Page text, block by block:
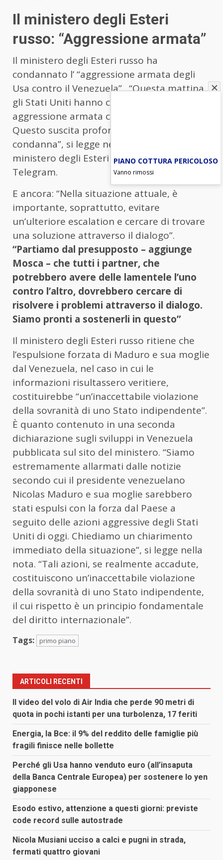
Il ministero degli Esteri
russo: “Aggressione armata”
Il ministero degli Esteri russo ha
condannato l’ “aggressione armata degli
Usa contro il Venezuela”. “Questa mattina
gli Stati Uniti hanno commesso un atto di
aggressione armata contro il Venezuela.
Questo suscita profonda preoccupazione e
condanna”, si legge nel comunicato del
ministero degli Esteri russo, diffuso su
Telegram.
E ancora: “Nella situazione attuale, è
importante, soprattutto, evitare
un’ulteriore escalation e cercare di trovare
una soluzione attraverso il dialogo”.
“Partiamo dal presupposto – aggiunge
Mosca – che tutti i partner, che
potrebbero avere delle lamentele l’uno
contro l’altro, dovrebbero cercare di
risolvere i problemi attraverso il dialogo.
Siamo pronti a sostenerli in questo”
Il ministero degli Esteri russo ritiene che
l’espulsione forzata di Maduro e sua moglie
dal Venezuela, nel caso in cui le
informazioni risultassero veritiere,
costituirebbe “un’inaccettabile violazione
della sovranità di uno Stato indipendente”.
È quanto contenuto in una seconda
dichiarazione sugli sviluppi in Venezuela
pubblicata sul sito del ministero. “Siamo
estremamente allarmati dalle notizie
secondo cui il presidente venezuelano
Nicolas Maduro e sua moglie sarebbero
stati espulsi con la forza dal Paese a
seguito delle azioni aggressive degli Stati
Uniti di oggi. Chiediamo un chiarimento
immediato della situazione”, si legge nella
nota. “Tali azioni, se realmente accadute,
costituiscono un’inaccettabile violazione
della sovranità di uno Stato indipendente,
il cui rispetto è un principio fondamentale
del diritto internazionale”.
Tags: primo piano
ARTICOLI RECENTI
Il video del volo di Air India che perde 90 metri di
quota in pochi istanti per una turbolenza, 17 feriti
Energia, la Bce: il 9% del reddito delle famiglie più
fragili finisce nelle bollette
Perché gli Usa hanno venduto euro (all’insaputa
della Banca Centrale Europea) per sostenere lo yen
giapponese
Esodo estivo, attenzione a questi giorni: previste
code record sulle autostrade
Nicola Musiani ucciso a calci e pugni in strada,
fermati quattro giovani
PIANO COTTURA PERICOLOSO
Vanno rimossi